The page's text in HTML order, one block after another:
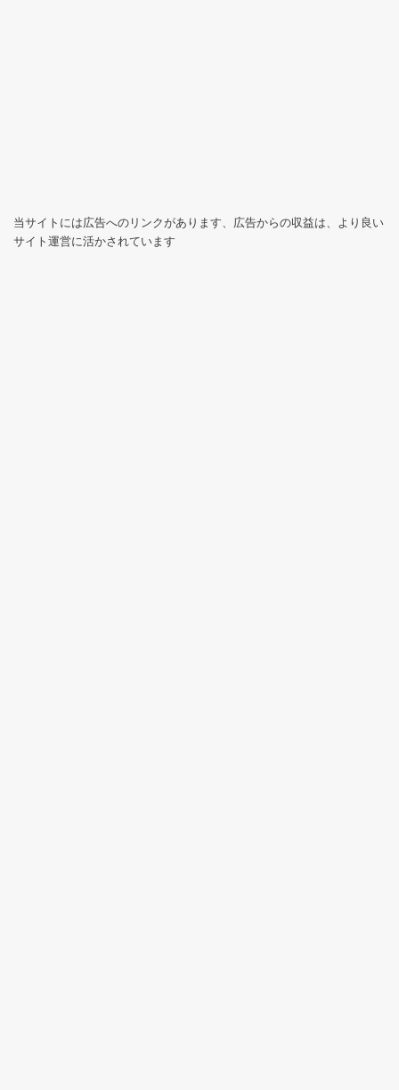
当サイトには広告へのリンクがあります、広告からの収益は、より良い
サイト運営に活かされています